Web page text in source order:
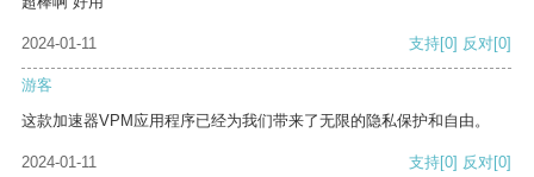
2024-01-11 支持[0] 反对[0]
游客
这款加速器VPM应用程序已经为我们带来了无限的隐私保护和自由。
2024-01-11 支持[0] 反对[0]